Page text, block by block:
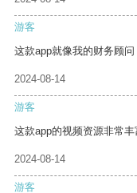
游客
这款app就像我的财务顾问
2024-08-14
游客
这款app的视频资源非常丰
2024-08-14
游客